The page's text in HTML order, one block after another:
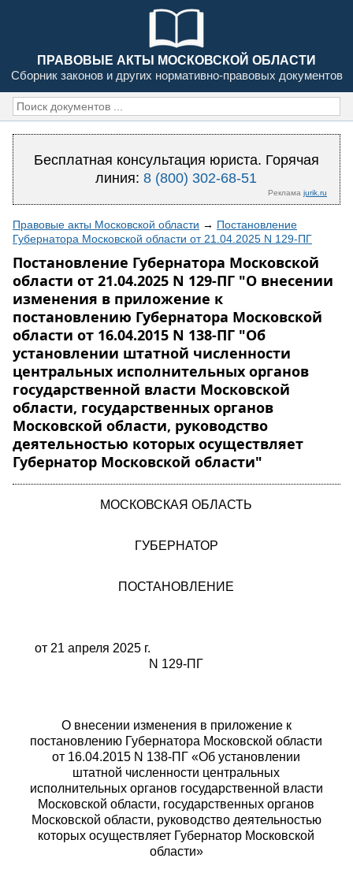
ПРАВОВЫЕ АКТЫ МОСКОВСКОЙ ОБЛАСТИ
Сборник законов и других нормативно-правовых документов
Бесплатная консультация юриста. Горячая
линия:8 (800) 302-68-51
Реклама jurik.ru
Правовые акты Московской области → Постановление
Губернатора Московской области от 21.04.2025 N 129-ПГ
Постановление Губернатора Московской
области от 21.04.2025 N 129-ПГ "О внесении
изменения в приложение к
постановлению Губернатора Московской
области от 16.04.2015 N 138-ПГ "Об
установлении штатной численности
центральных исполнительных органов
государственной власти Московской
области, государственных органов
Московской области, руководство
деятельностью которых осуществляет
Губернатор Московской области"
МОСКОВСКАЯ ОБЛАСТЬ
ГУБЕРНАТОР
ПОСТАНОВЛЕНИЕ
от 21 апреля 2025 г.
N 129-ПГ
О внесении изменения в приложение к
постановлению Губернатора Московской области
от 16.04.2015 N 138-ПГ «Об установлении
штатной численности центральных
исполнительных органов государственной власти
Московской области, государственных органов
Московской области, руководство деятельностью
которых осуществляет Губернатор Московской
области»